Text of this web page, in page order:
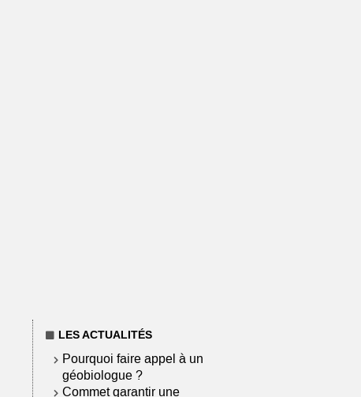
LES ACTUALITÉS
Pourquoi faire appel à un
géobiologue ?
Commet garantir une